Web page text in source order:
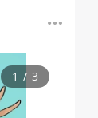
1 / 3